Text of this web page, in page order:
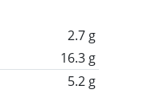
2.7 g
16.3 g
5.2 g